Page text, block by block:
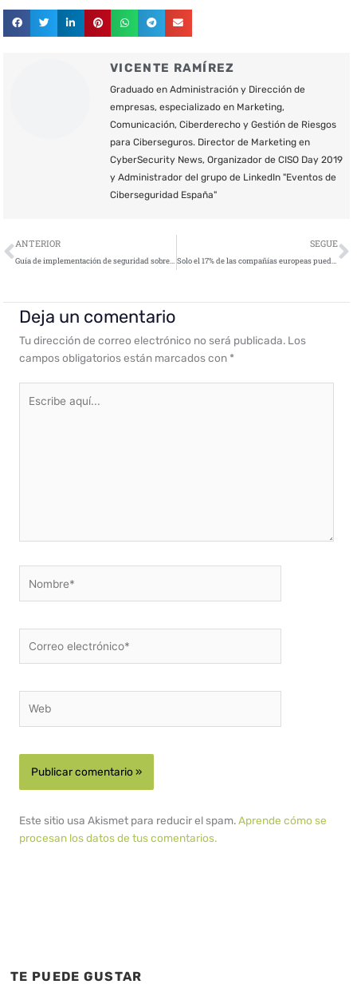
VICENTE RAMÍREZ
Graduado en Administración y Dirección de
empresas, especializado en Marketing,
Comunicación, Ciberderecho y Gestión de Riesgos
para Ciberseguros. Director de Marketing en
CyberSecurity News, Organizador de CISO Day 2019
y Administrador del grupo de LinkedIn "Eventos de
Ciberseguridad España"
Ant
ANTERIOR
Guía de implementación de seguridad sobre CentOS 7
SEGUE
Solo el 17% de las compañías europeas pueden calificarse de “digitalmente maduras”
Deja un comentario
Tu dirección de correo electrónico no será publicada. Los
campos obligatorios están marcados con *
aquí...
electrónico*
Este sitio usa Akismet para reducir el spam.Aprende cómo se
procesan los datos de tus comentarios.
TE PUEDE GUSTAR